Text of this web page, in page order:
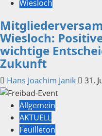
Wiesloch
Wiesloch:
wichtige
Zukunft
Hans Joachim Janik 31.
Allgemein
AKTUELL
Feuilleton